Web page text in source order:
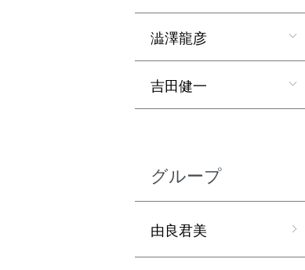
澁澤龍彦
吉田健一
グループ
由良君美